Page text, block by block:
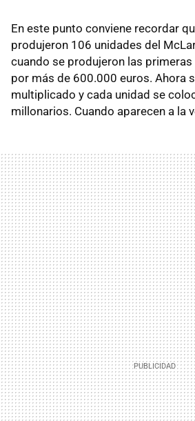
En este punto conviene recordar
produjeron 106 unidades del
cuando se produjeron las
por más de 600.000 euros. Ahora
multiplicado y cada unidad se
millonarios. Cuando aparecen a la